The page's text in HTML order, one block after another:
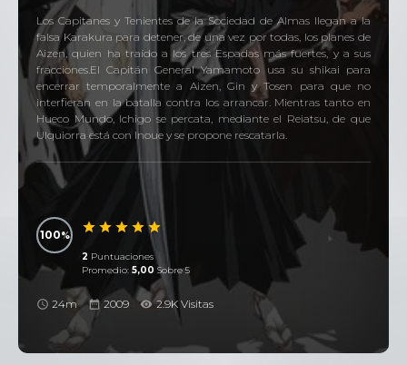
Los Capitanes y Tenientes de la Sociedad de Almas llegan a la
falsa Karakura para detener, de una vez por todas, los planes de
Aizen, quien ha traído a los tres Espadas más fuertes, y a sus
fracciones.El Capitán General Yamamoto usa su shikai para
encerrar temporalmente a Aizen, Gin y Tosen para que no
interfieran en la batalla contra los arrancar. Mientras tanto en
Hueco Mundo, Ichigo se percata, mediante el Reiatsu, de que
Ulquiorra está con Inoue y se propone rescatarla.
100
2 Puntuaciones
Promedio: 5,00 Sobre 5
24m 2009 2.9K Visitas